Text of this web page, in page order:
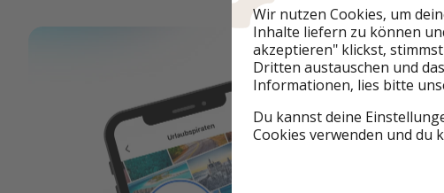
Wir nutzen Cookies, um
Inhalte liefern zu können
akzeptieren" klickst,
Dritten austauschen und
Informationen, lies bitte
Du kannst deine
Cookies verwenden und du